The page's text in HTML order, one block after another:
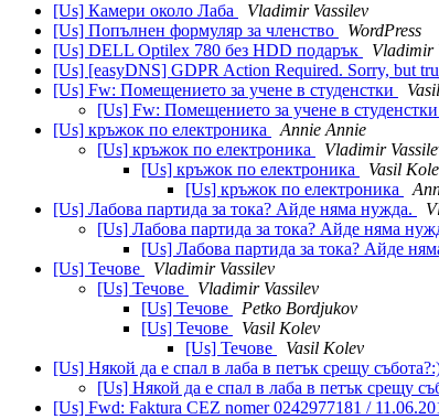
[Us] Камери около Лаба
Vladimir Vassilev
[Us] Попълнен формуляр за членство
WordPress
[Us] DELL Optilex 780 без HDD подарък
Vladimir
[Us] [easyDNS] GDPR Action Required. Sorry, but
[Us] Fw: Помещението за учене в студенстки
[Us] Fw: Помещението за учене в студенстки
[Us] кръжок по електроника
Annie Annie
[Us] кръжок по електроника
Vladimir
[Us] кръжок по електроника
Vasil
[Us] кръжок по електроника
[Us] Лабова партида за тока? Айде няма нужда.
[Us] Лабова партида за тока? Айде няма
[Us] Лабова партида за тока? Айде
[Us] Течове
Vladimir Vassilev
[Us] Течове
Vladimir Vassilev
[Us] Течове
Petko Bordjukov
[Us] Течове
Vasil Kolev
[Us] Течове
Vasil Kolev
[Us] Някой да е спал в лаба в петък срещу
[Us] Някой да е спал в лаба в петък срещу
[Us] Fwd: Faktura CEZ nomer 0242977181 /